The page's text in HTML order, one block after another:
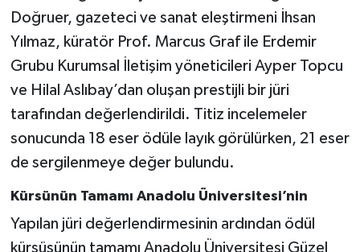
Doğruer, gazeteci ve sanat eleştirmeni İhsan
Yılmaz, küratör Prof. Marcus Graf ile Erdemir
Grubu Kurumsal İletişim yöneticileri Ayper Topcu
ve Hilal Aslıbay’dan oluşan prestijli bir jüri
tarafından değerlendirildi. Titiz incelemeler
sonucunda 18 eser ödüle layık görülürken, 21 eser
de sergilenmeye değer bulundu.
Kürsünün Tamamı Anadolu Üniversitesi’nin
Yapılan jüri değerlendirmesinin ardından ödül
kürsüsünün tamamı Anadolu Üniversitesi Güzel